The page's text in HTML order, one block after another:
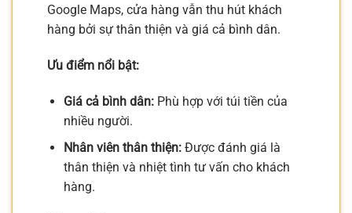
Google Maps, cửa hàng vẫn thu hút khách
hàng bởi sự thân thiện và giá cả bình dân.
Ưu điểm nổi bật:
Giá cả bình dân:Phù hợp với túi tiền của
nhiều người.
Nhân viên thân thiện:Được đánh giá là
thân thiện và nhiệt tình tư vấn cho khách
hàng.